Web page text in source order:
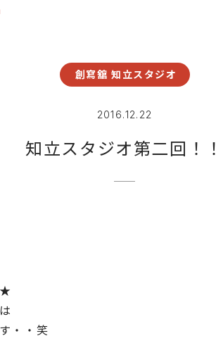
創寫舘 知立スタジオ
2016.12.22
知立スタジオ第二回！！
★
・・笑